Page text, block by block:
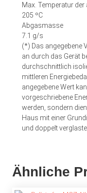
Max. Temperatur
205 ºC
Abgasmasse
7.1 g/s
(*) Das angegebene
an durch das Gerät
durchschnittlich
mittleren
angegebene Wert
vorgeschriebene
werden, sondern
Haus mit einer
und doppelt
Ähnliche